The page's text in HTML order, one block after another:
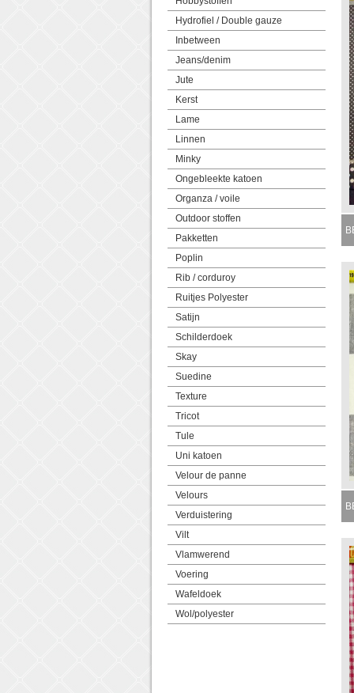
Hydrofiel / Double gauze
Inbetween
Jeans/denim
Jute
Kerst
Lame
Linnen
Minky
Ongebleekte katoen
Organza / voile
Outdoor stoffen
Pakketten
Poplin
Rib / corduroy
Ruitjes Polyester
Satijn
Schilderdoek
Skay
Suedine
Texture
Tricot
Tule
Uni katoen
Velour de panne
Velours
Verduistering
Vilt
Vlamwerend
Voering
Wafeldoek
Wol/polyester